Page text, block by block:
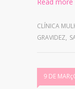
CLÍNICA
GRAVIDEZ,
9 DE